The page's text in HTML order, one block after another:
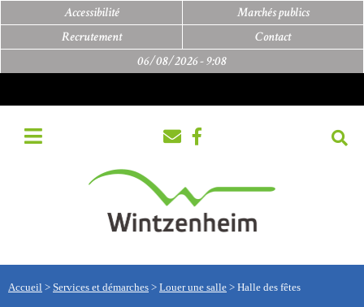
Accessibilité
Marchés publics
Recrutement
Contact
06/08/2026 -9:08
Accueil > Services et démarches > Louer une salle > Halle des fêtes